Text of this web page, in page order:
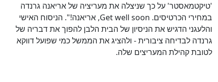
'טיקטמאסטר' על כך שניצלה את מעריציה של אריאנה גרנדה
במחירי הכרטיסים. Get well soon, אריאנה!". הניסוח האישי
והלעגני הדגיש את הניסיון של הבית הלבן להפוך את דבריה של
גרנדה לבדיחה ציבורית - ולהציג את הממשל כמי שפועל דווקא
לטובת קהילת המעריצים שלה.